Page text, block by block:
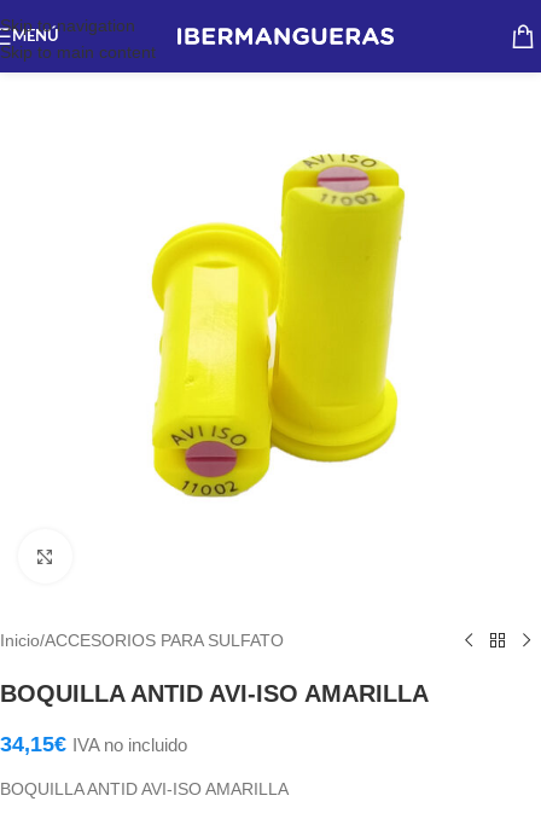
Skip to navigation
Skip to main content
MENÚ
Inicio/ACCESORIOS PARA SULFATO
BOQUILLA ANTID AVI-ISO AMARILLA
34,15€ IVA no incluido
BOQUILLA ANTID AVI-ISO AMARILLA